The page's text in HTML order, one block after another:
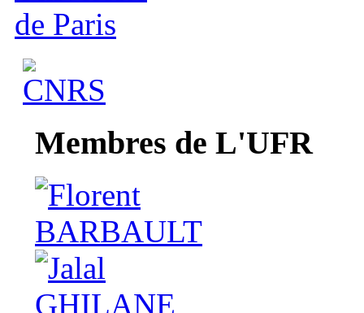
Membres de L'UFR